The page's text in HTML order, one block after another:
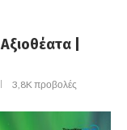
|
3,8Kπροβολές